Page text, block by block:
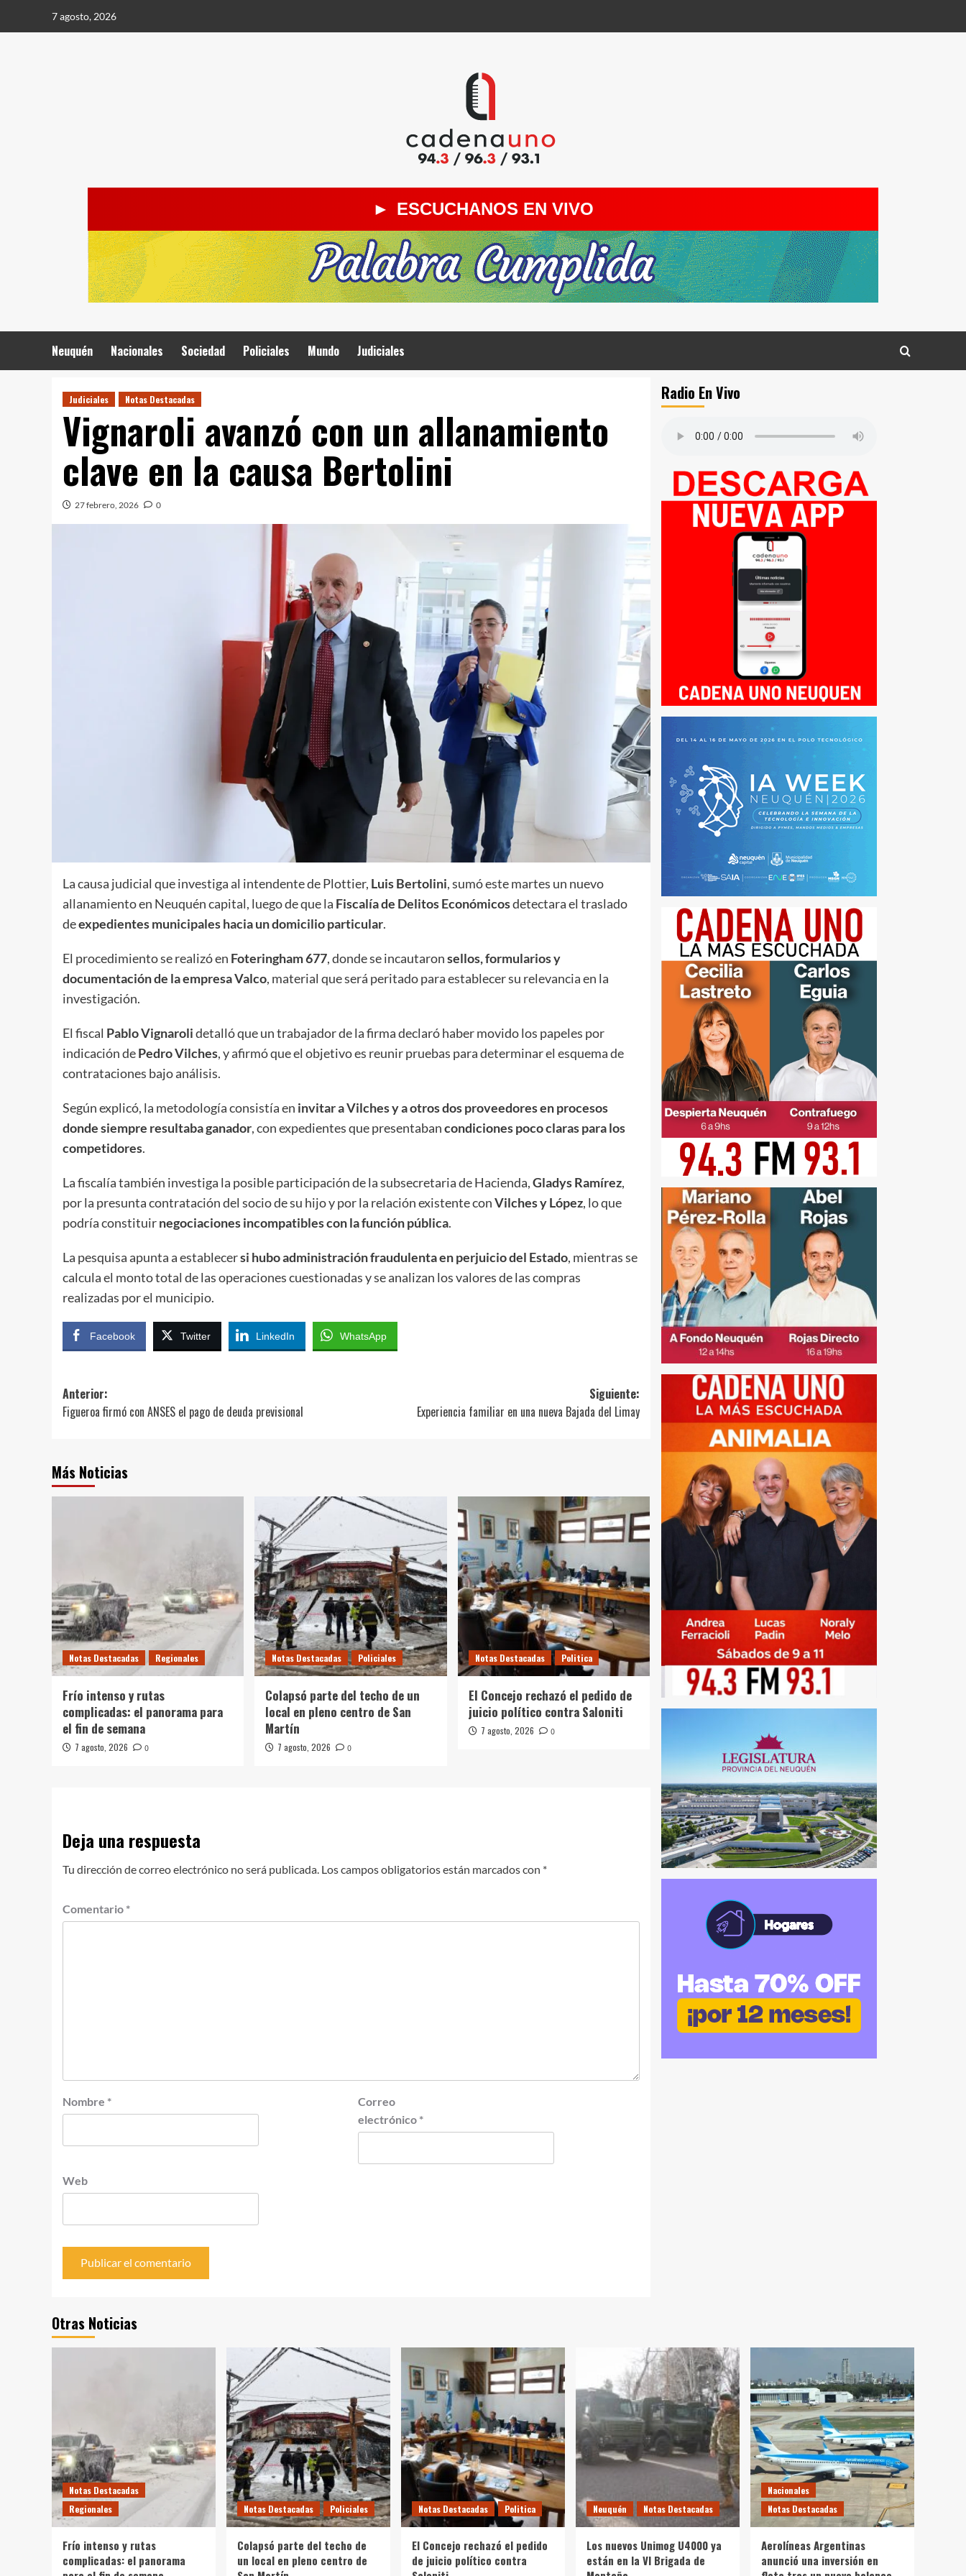
7 agosto, 2026
► ESCUCHANOS EN VIVO
Neuquén Nacionales Sociedad Policiales Mundo Judiciales
Judiciales Notas Destacadas
Vignaroli avanzó con un allanamiento
clave en la causa Bertolini
27 febrero, 2026 0
La causa judicial que investiga al intendente de Plottier, Luis Bertolini, sumó este martes un nuevo
allanamiento en Neuquén capital, luego de que la Fiscalía de Delitos Económicosdetectara el traslado
deexpedientes municipales hacia un domicilio particular.
El procedimiento se realizó en Foteringham 677, donde se incautaronsellos, formularios y
documentación de la empresa Valco, material que será peritado para establecer su relevancia en la
investigación.
El fiscal Pablo Vignarolidetalló que un trabajador de la firma declaró haber movido los papeles por
indicación dePedro Vilches, y afirmó que el objetivo es reunir pruebas para determinar el esquema de
contrataciones bajo análisis.
Según explicó, la metodología consistía en invitar a Vilches y a otros dos proveedores en procesos
donde siempre resultaba ganador, con expedientes que presentabancondiciones poco claras para los
competidores.
La fiscalía también investiga la posible participación de la subsecretaria de Hacienda,Gladys Ramírez,
por la presunta contratación del socio de su hijo y por la relación existente conVilches y López, lo que
podría constituirnegociaciones incompatibles con la función pública.
La pesquisa apunta a establecersi hubo administración fraudulenta en perjuicio del Estado, mientras se
calcula el monto total de las operaciones cuestionadas y se analizan los valores de las compras
realizadas por el municipio.
Facebook Twitter LinkedIn WhatsApp
Navegación
de
Anterior:
Figueroa firmó con ANSES el pago de deuda previsional
Siguiente:
Experiencia familiar en una nueva Bajada del Limay
Más Noticias
Notas Destacadas Regionales
Frío intenso y rutas
complicadas: el panorama para
el fin de semana
7 agosto, 2026 0
Notas Destacadas Policiales
Colapsó parte del techo de un
local en pleno centro de San
Martín
7 agosto, 2026 0
Notas Destacadas Politica
El Concejo rechazó el pedido de
juicio político contra Saloniti
7 agosto, 2026 0
Deja una respuesta
Tu dirección de correo electrónico no será publicada. Los campos obligatorios están marcados con *
Comentario *
Nombre *
Correo
electrónico *
Web
Radio En Vivo
Otras Noticias
Notas Destacadas
Regionales
Frío intenso y rutas
complicadas: el panorama
Notas Destacadas Policiales
Colapsó parte del techo de
un local en pleno centro de
Notas Destacadas Politica
El Concejo rechazó el pedido
de juicio político contra
Neuquén Notas Destacadas
Los nuevos Unimog U4000 ya
están en la VI Brigada de
Nacionales
Notas Destacadas
Aerolíneas Argentinas
anunció una inversión en